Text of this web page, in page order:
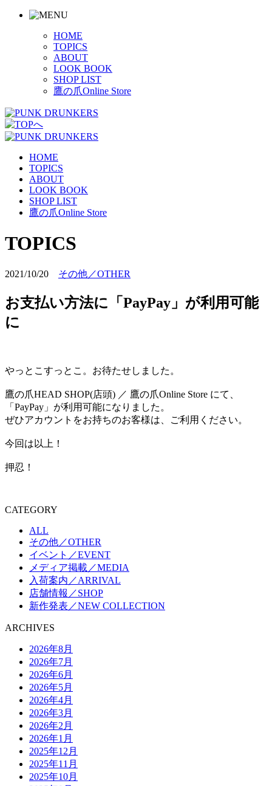
HOME
TOPICS
ABOUT
LOOK BOOK
SHOP LIST
鷹の爪Online Store
HOME
TOPICS
ABOUT
LOOK BOOK
SHOP LIST
鷹の爪Online Store
TOPICS
2021/10/20 その他／OTHER
お支払い方法に「PayPay」が利用可能
に
やっとこすっとこ。お待たせしました。
鷹の爪HEAD SHOP(店頭) ／ 鷹の爪Online Store にて、
「PayPay」が利用可能になりました。
ぜひアカウントをお持ちのお客様は、ご利用ください。
今回は以上！
押忍！
CATEGORY
ALL
その他／OTHER
イベント／EVENT
メディア掲載／MEDIA
入荷案内／ARRIVAL
店舗情報／SHOP
新作発表／NEW COLLECTION
ARCHIVES
2026年8月
2026年7月
2026年6月
2026年5月
2026年4月
2026年3月
2026年2月
2026年1月
2025年12月
2025年11月
2025年10月